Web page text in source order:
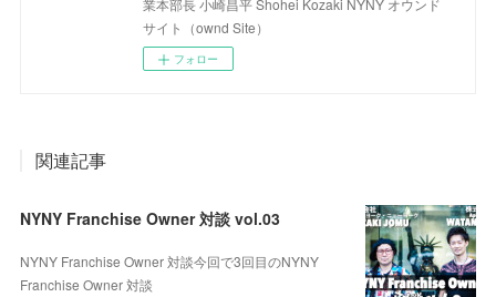
業本部長 小崎昌平 Shohei Kozaki NYNY オウンド
サイト（ownd Site）
フォロー
関連記事
NYNY Franchise Owner 対談 vol.03
NYNY Franchise Owner 対談今回で3回目のNYNY
Franchise Owner 対談